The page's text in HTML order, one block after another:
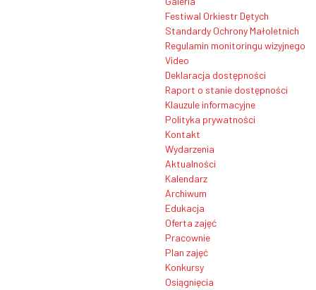
Festiwal Orkiestr Dętych
Standardy Ochrony Małoletnich
Regulamin monitoringu wizyjnego
Video
Deklaracja dostępności
Raport o stanie dostępności
Klauzule informacyjne
Polityka prywatności
Kontakt
Wydarzenia
Aktualności
Kalendarz
Archiwum
Edukacja
Oferta zajęć
Pracownie
Plan zajęć
Konkursy
Osiągnięcia